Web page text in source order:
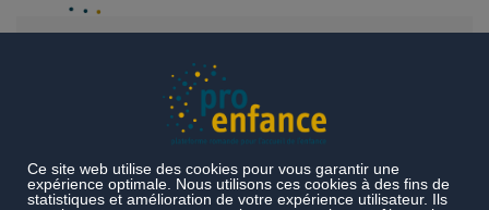
Exemples de pratiques Gouvernance
messages clés de Pro Enfance au travers d'un film